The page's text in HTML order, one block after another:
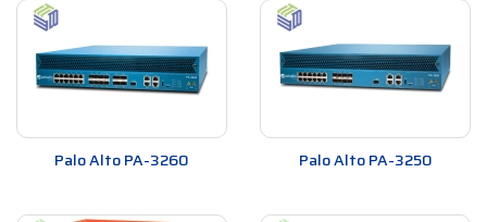
Palo Alto PA-3260 Palo Alto PA-3250